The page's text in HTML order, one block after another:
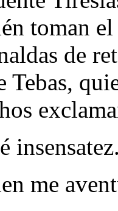
toman
de
Tebas,
me